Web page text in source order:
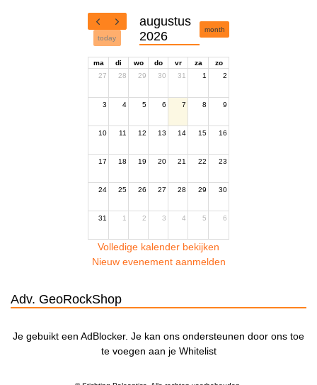
today
augustus
2026
month
ma di wo do vr za
zo
27
28 29 30 31 1 2
3 4 5 6 7 8 9
10 11 12 13 14 15 16
17 18 19 20 21 22 23
24 25 26 27 28 29 30
31 1 2 3 4 5 6
Volledige kalender bekijken
Nieuw evenement aanmelden
Adv. GeoRockShop
Je gebuikt een AdBlocker. Je kan ons ondersteunen door ons toe
te voegen aan je Whitelist